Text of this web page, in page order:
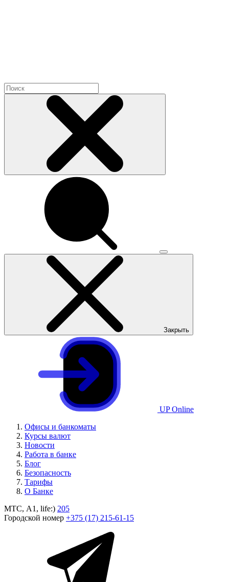
Закрыть
UP Online
Офисы и банкоматы
Курсы валют
Новости
Работа в банке
Блог
Безопасность
Тарифы
О Банке
МТС, A1, life:) 205
Городской номер +375 (17) 215-61-15